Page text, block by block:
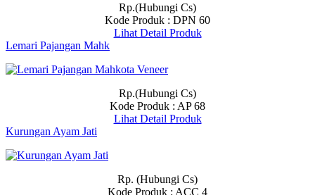
Rp.(Hubungi Cs)
Kode Produk : DPN 60
Lihat Detail Produk
Lemari Pajangan Mahk
Rp.(Hubungi Cs)
Kode Produk : AP 68
Lihat Detail Produk
Kurungan Ayam Jati
Rp. (Hubungi Cs)
Kode Produk : ACC 4